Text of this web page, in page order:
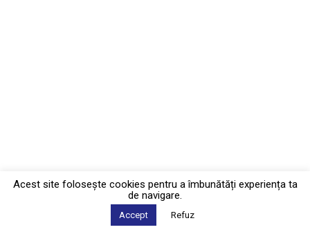
Acest site foloseşte cookies pentru a îmbunătăți experiența ta
de navigare.
Accept Refuz